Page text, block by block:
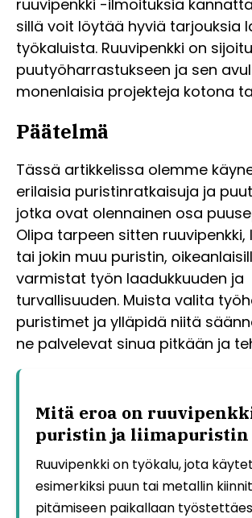
ruuvipenkki -ilmoituksia
sillä voit löytää hyviä tarjouksia
työkaluista. Ruuvipenkki on
puutyöharrastukseen ja sen
monenlaisia projekteja kotona
Päätelmä
Tässä artikkelissa olemme
erilaisia puristinratkaisuja ja
jotka ovat olennainen osa
Olipa tarpeen sitten ruuvipenkki,
tai jokin muu puristin,
varmistat työn laadukkuuden ja
turvallisuuden. Muista valita
puristimet ja ylläpidä niitä
ne palvelevat sinua pitkään ja
Mitä eroa on
puristin ja liimapuristin
Ruuvipenkki on työkalu, jota
esimerkiksi puun tai metallin
pitämiseen paikallaan